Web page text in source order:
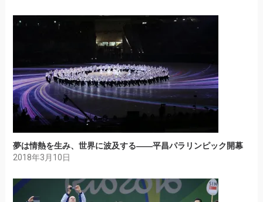
夢は情熱を生み、世界に波及する――平昌パラリンピック開幕
2018年3月10日